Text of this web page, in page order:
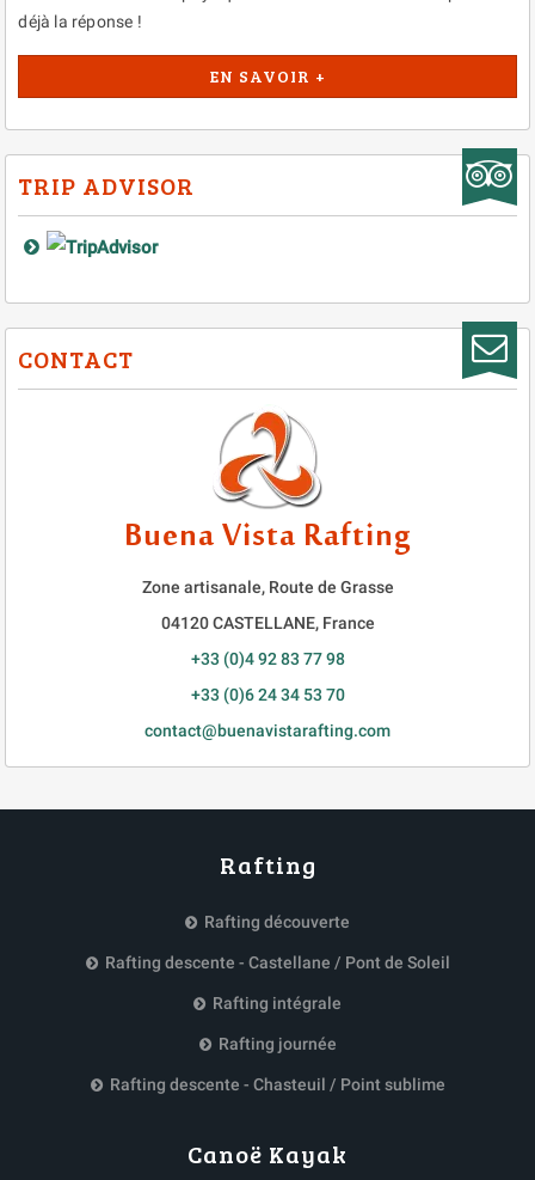
déjà la réponse !
EN SAVOIR +
TRIP ADVISOR
CONTACT
Buena Vista Rafting
Zone artisanale, Route de Grasse
04120 CASTELLANE, France
+33 (0)4 92 83 77 98
+33 (0)6 24 34 53 70
contact@buenavistarafting.com
Rafting
Rafting découverte
Rafting descente - Castellane / Pont de Soleil
Rafting intégrale
Rafting journée
Rafting descente - Chasteuil / Point sublime
Canoë Kayak